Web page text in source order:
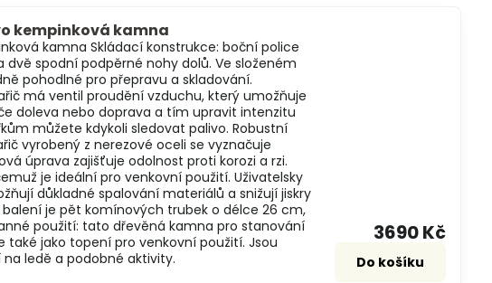
kempinková kamna
kamna Skládací konstrukce: boční police
spodní podpěrné nohy dolů. Ve složeném
pohodlné pro přepravu a skladování.
má ventil proudění vzduchu, který umožňuje
doleva nebo doprava a tím upravit intenzitu
můžete kdykoli sledovat palivo. Robustní
vyrobený z nerezové oceli se vyznačuje
úprava zajišťuje odolnost proti korozi a rzi.
je ideální pro venkovní použití. Uživatelsky
důkladné spalování materiálů a snižují jiskry
je pět komínových trubek o délce 26 cm,
použití: tato dřevěná kamna pro stanování
jako topení pro venkovní použití. Jsou
ledě a podobné aktivity.
3690 Kč
Do košíku